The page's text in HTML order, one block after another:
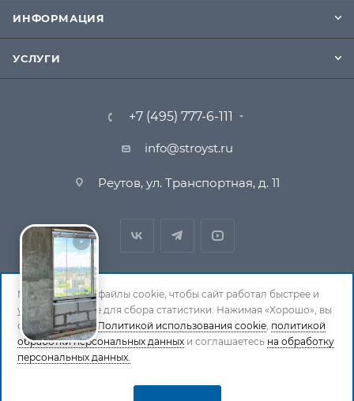
ИНФОРМАЦИЯ
УСЛУГИ
+7 (495) 777-6-111
info@stroyst.ru
Реутов, ул. Транспортная, д. 11
© 1994-2026 СтройСистема. Все права защищены. При
копировании материалов ссылка на страницу-
источник обязательна.
Мы используем файлы cookie, чтобы сайт работал быстрее и
удобнее, а также для сбора статистики. Нажимая «Хорошо», вы
соглашаетесь сПолитикой использования cookie, политикой
обработки персональных данных и соглашаетесь на обработку
персональных данных.